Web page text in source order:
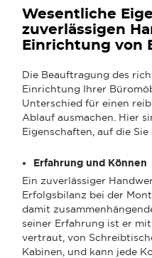
Wesentliche
zuverlässigen
Einrichtung von
Die Beauftragung des
Einrichtung Ihrer
Unterschied für einen
Ablauf ausmachen. Hier
Eigenschaften, auf die
Erfahrung und Können
Ein zuverlässiger
Erfolgsbilanz bei der
damit
seiner Erfahrung ist er
vertraut, von
Kabinen, und kann jede